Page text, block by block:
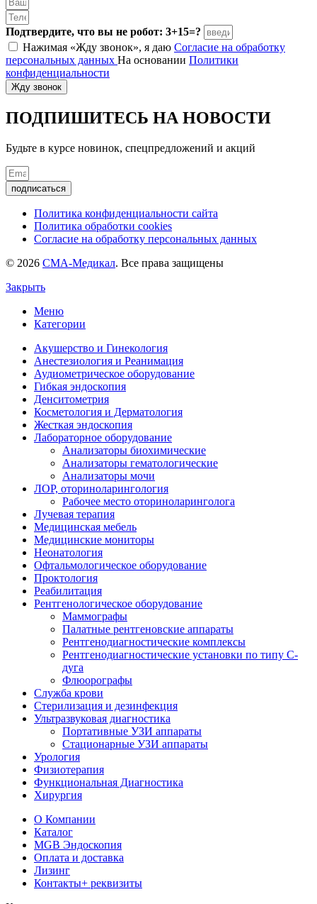
Подтвердите, что вы не робот: 3+15=?
Нажимая «Жду звонок», я даю Согласие на обработку
персональных данных На основании Политики
конфиденциальности
Жду звонок
ПОДПИШИТЕСЬ НА НОВОСТИ
Будьте в курсе новинок, спецпредложений и акций
подписаться
Политика конфиденциальности сайта
Политика обработки cookies
Согласие на обработку персональных данных
© 2026 СМА-Медикал. Все права защищены
Закрыть
Меню
Категории
Акушерство и Гинекология
Анестезиология и Реанимация
Аудиометрическое оборудование
Гибкая эндоскопия
Денситометрия
Косметология и Дерматология
Жесткая эндоскопия
Лабораторное оборудование
Анализаторы биохимические
Анализаторы гематологические
Анализаторы мочи
ЛОР, оториноларингология
Рабочее место оториноларинголога
Лучевая терапия
Медицинская мебель
Медицинские мониторы
Неонатология
Офтальмологическое оборудование
Проктология
Реабилитация
Рентгенологическое оборудование
Маммографы
Палатные рентгеновские аппараты
Рентгенодиагностические комплексы
Рентгенодиагностические установки по типу С-
дуга
Флюорографы
Служба крови
Стерилизация и дезинфекция
Ультразвуковая диагностика
Портативные УЗИ аппараты
Стационарные УЗИ аппараты
Урология
Физиотерапия
Функциональная Диагностика
Хирургия
О Компании
Каталог
MGB Эндоскопия
Оплата и доставка
Лизинг
Контакты+ реквизиты